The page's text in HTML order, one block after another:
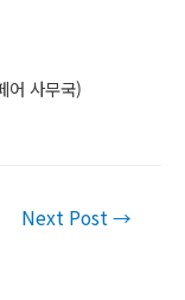
어 사무국)​
Next Post →